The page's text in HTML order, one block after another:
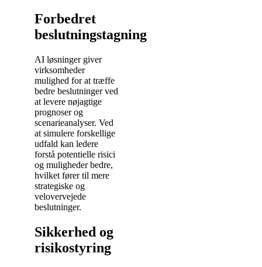
Forbedret
beslutningstagning
AI løsninger giver
virksomheder
mulighed for at træffe
bedre beslutninger ved
at levere nøjagtige
prognoser og
scenarieanalyser. Ved
at simulere forskellige
udfald kan ledere
forstå potentielle risici
og muligheder bedre,
hvilket fører til mere
strategiske og
velovervejede
beslutninger.
Sikkerhed og
risikostyring